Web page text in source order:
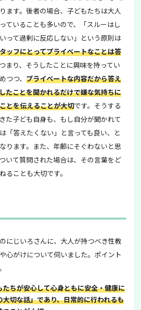
ます。後者の場合、子どもたちは大人
ていることも多いので、「スルーはし
って過剰に反応しない」という原則は
ッフにとってプライベートなことは答
まり、そうしたことに興味を持ってい
つつ、 プライベートな内容だから答え
たことを聞かれるだけで嫌な気持ちに
とを伝えることが大切です。そうする
た子ども自身も、もし自分が聞かれて
「答えたくない」と言っても良い、と
ります。また、年齢にそぐわないと思
いて質問された場合は、その言葉をど
ることも大切です。
にじいろさんに、大人が持つべき性教
心がけについて伺いました。ポイント
たちが安心して心身ともに安全・健康に
切な話」であり、日常的に行われるも